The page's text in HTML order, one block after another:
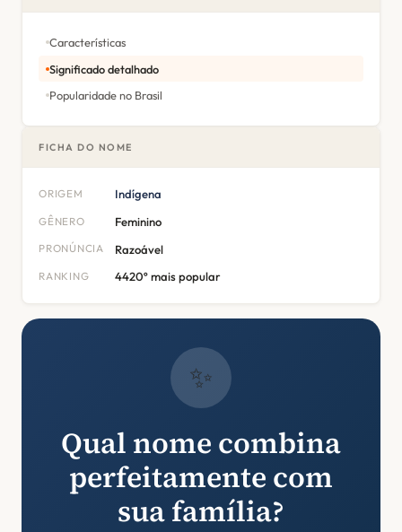
Características
Significado detalhado
Popularidade no Brasil
FICHA DO NOME
ORIGEM Indígena
GÊNERO Feminino
PRONÚNCIA Razoável
RANKING 4420º mais popular
✨
Qual nome combina
perfeitamente com
sua família?